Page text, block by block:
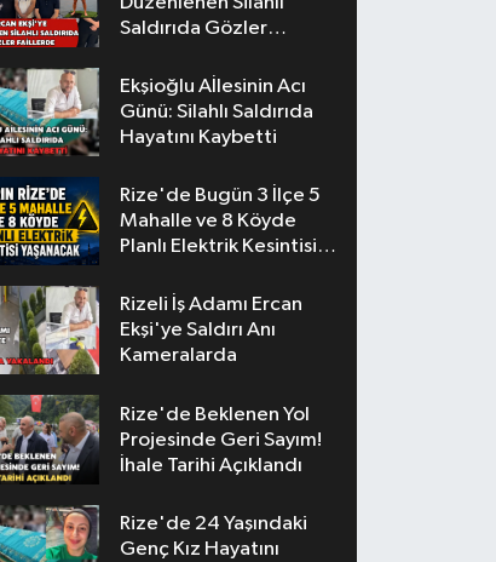
Saldırıda Gözler
Ekşioğlu Aİlesinin Acı
Günü: Silahlı Saldırıda
Hayatını Kaybetti
Rize'de Bugün 3 İlçe 5
Mahalle ve 8 Köyde
Planlı Elektrik Kesintisi
Rizeli İş Adamı Ercan
Ekşi'ye Saldırı Anı
Kameralarda
Rize'de Beklenen Yol
Projesinde Geri Sayım!
İhale Tarihi Açıklandı
Rize'de 24 Yaşındaki
Genç Kız Hayatını